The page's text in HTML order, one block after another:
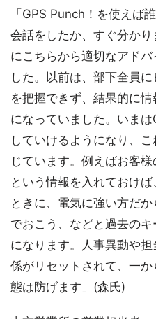
「GPS Punch！を使えば
会話をしたか、すぐ分か
にこちらから適切なアド
した。以前は、部下全員
を把握できず、結果的に
になっていました。いま
していけるようになり、
じています。例えばお客
という情報を入れておけ
ときに、電気に強い方だ
でおこう、などと過去の
になります。人事異動や
係がリセットされて、一
態は防げます」(森氏)